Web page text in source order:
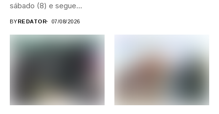
sábado (8) e segue
BYREDATOR 07/08/2026